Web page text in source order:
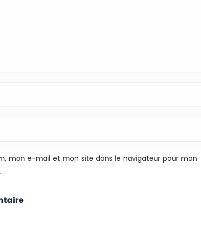
mon e-mail et mon site dans le navigateur pour mon